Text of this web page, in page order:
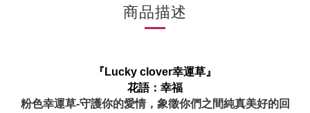
商品描述
『Lucky clover幸運草』
花語：幸福
粉色幸運草-守護你的愛情，象徵你們之間純真美好的回